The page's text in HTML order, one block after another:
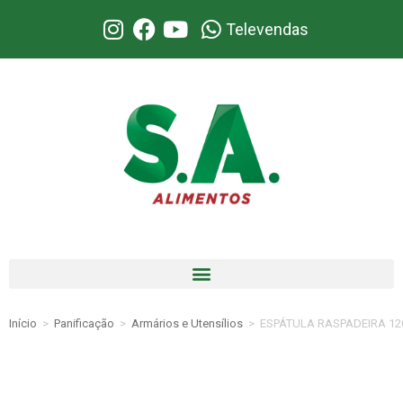
Televendas
Início > Panificação > Armários e Utensílios > ESPÁTULA RASPADEIRA